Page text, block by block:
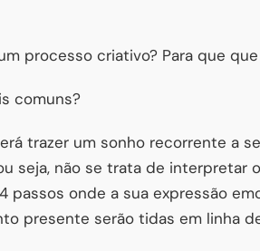
processo criativo? Para que
comuns?
trazer um sonho recorrente a
seja, não se trata de interpretar
passos onde a sua expressão
presente serão tidas em linha